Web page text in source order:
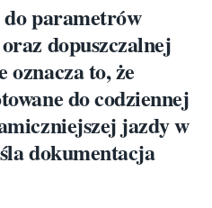
parametrów
dopuszczalnej
to, że
do codziennej
jazdy w
dokumentacja